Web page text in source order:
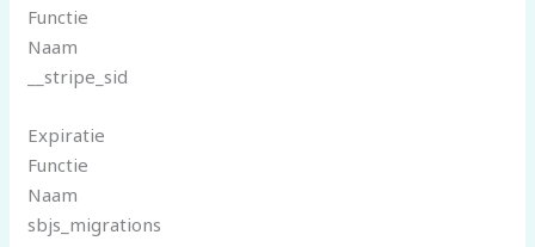
Functie
Naam
__stripe_sid
Expiratie
Functie
Naam
sbjs_migrations